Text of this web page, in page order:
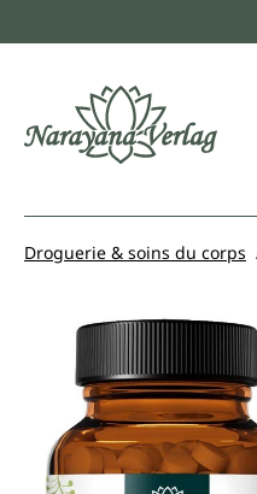
Droguerie & soins du corps
Ignorer la galerie d'images